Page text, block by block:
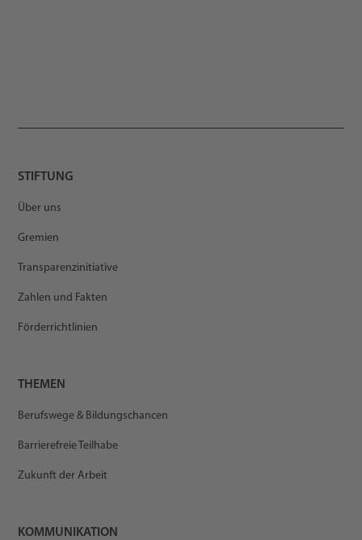
STIFTUNG
Über uns
Gremien
Transparenzinitiative
Zahlen und Fakten
Förderrichtlinien
THEMEN
Berufswege & Bildungschancen
Barrierefreie Teilhabe
Zukunft der Arbeit
KOMMUNIKATION